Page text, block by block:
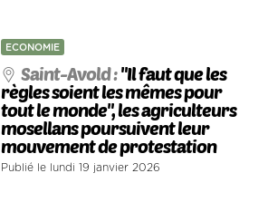
ECONOMIE
Saint-Avold :"Il faut que les
règles soient les mêmes pour
tout le monde", les agriculteurs
mosellans poursuivent leur
mouvement de protestation
Publié le lundi 19 janvier 2026